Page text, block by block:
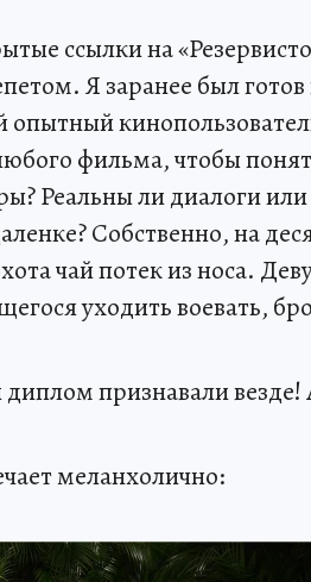
ссылки на
Я заранее был
фильма, чтобы
Реальны ли диалоги
Собственно, на
чай потек из носа.
уходить воевать,
признавали
меланхолично: